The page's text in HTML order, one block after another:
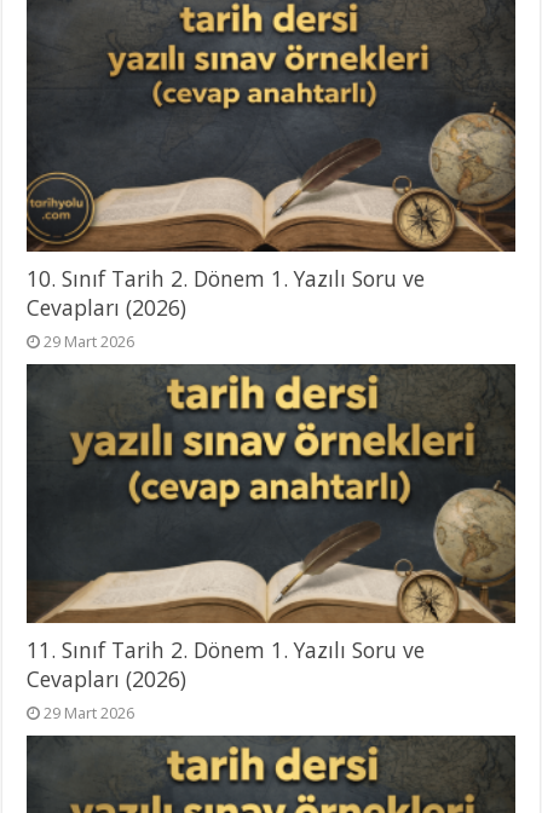
10. Sınıf Tarih 2. Dönem 1. Yazılı Soru ve
Cevapları (2026)
29 Mart 2026
11. Sınıf Tarih 2. Dönem 1. Yazılı Soru ve
Cevapları (2026)
29 Mart 2026